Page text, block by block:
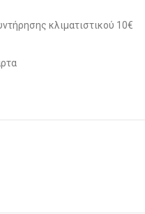
κλιματιστικού 10€